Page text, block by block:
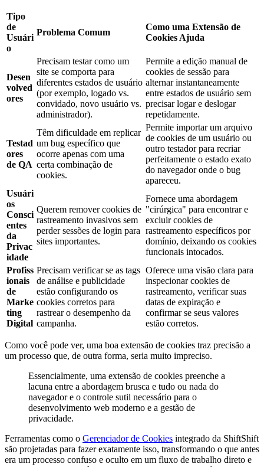
Tipo
de
Usuári
o
Problema Comum
Como uma Extensão de
Cookies Ajuda
Desen
volved
ores
Precisam testar como um
site se comporta para
diferentes estados de usuário
(por exemplo, logado vs.
convidado, novo usuário vs.
administrador).
Permite a edição manual de
cookies de sessão para
alternar instantaneamente
entre estados de usuário sem
precisar logar e deslogar
repetidamente.
Testad
ores
de QA
Têm dificuldade em replicar
um bug específico que
ocorre apenas com uma
certa combinação de
cookies.
Permite importar um arquivo
de cookies de um usuário ou
outro testador para recriar
perfeitamente o estado exato
do navegador onde o bug
apareceu.
Usuári
os
Consci
entes
da
Privac
idade
Querem remover cookies de
rastreamento invasivos sem
perder sessões de login para
sites importantes.
Fornece uma abordagem
"cirúrgica" para encontrar e
excluir cookies de
rastreamento específicos por
domínio, deixando os cookies
funcionais intocados.
Profiss
ionais
de
Marke
ting
Digital
Precisam verificar se as tags
de análise e publicidade
estão configurando os
cookies corretos para
rastrear o desempenho da
campanha.
Oferece uma visão clara para
inspecionar cookies de
rastreamento, verificar suas
datas de expiração e
confirmar se seus valores
estão corretos.
Como você pode ver, uma boa extensão de cookies traz precisão a
um processo que, de outra forma, seria muito impreciso.
Essencialmente, uma extensão de cookies preenche a
lacuna entre a abordagem brusca e tudo ou nada do
navegador e o controle sutil necessário para o
desenvolvimento web moderno e a gestão de
privacidade.
Ferramentas como o Gerenciador de Cookies integrado da ShiftShift
são projetadas para fazer exatamente isso, transformando o que antes
era um processo confuso e oculto em um fluxo de trabalho direto e